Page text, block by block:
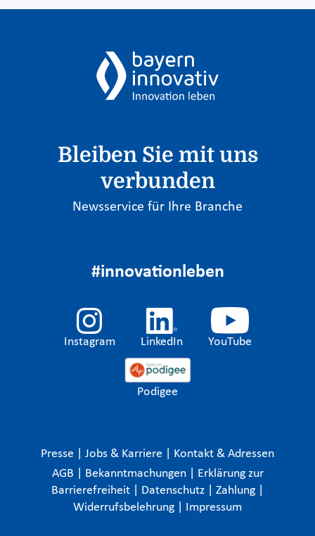
Bleiben Sie mit uns
verbunden
Newsservice für Ihre Branche
#innovationleben
Instagram LinkedIn YouTube
Podigee
Presse Jobs & Karriere
Kontakt & Adressen
AGB
Bekanntmachungen
Erklärung zur
Barrierefreiheit
Datenschutz Zahlung
Widerrufsbelehrung
Impressum